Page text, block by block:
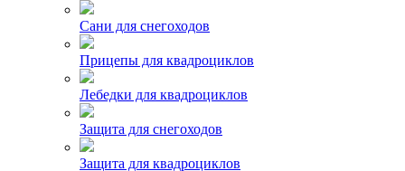
Сани для снегоходов
Прицепы для квадроциклов
Лебедки для квадроциклов
Защита для снегоходов
Защита для квадроциклов